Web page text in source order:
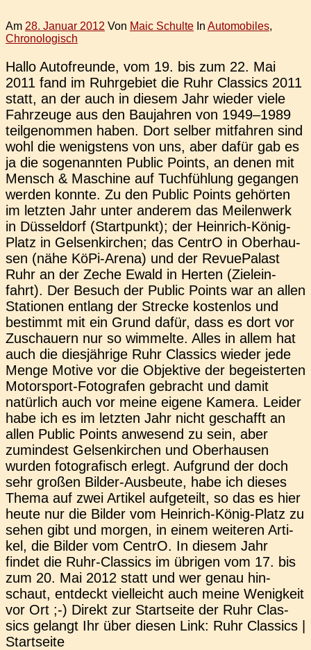
Am 28. Januar 2012 Von Maic Schulte In Automobiles,
Chronologisch
Hallo Auto­freun­de, vom 19. bis zum 22. Mai
2011 fand im Ruhr­ge­biet die Ruhr Clas­sics 2011
statt, an der auch in diesem Jahr wieder viele
Fahr­zeu­ge aus den Bau­jah­ren von 1949–1989
teil­ge­nom­men haben. Dort selber mit­fah­ren sind
wohl die wenigs­tens von uns, aber dafür gab es
ja die soge­nann­ten Public Points, an denen mit
Mensch & Maschi­ne auf Tuch­füh­lung gegan­gen
werden konnte. Zu den Public Points gehör­ten
im letz­ten Jahr unter ande­rem das Mei­len­werk
in Düs­sel­dorf (Start­punkt); der Hein­rich-König-
Platz in Gel­sen­kir­chen; das CentrO in Ober­hau­
sen (nähe KöPi-Arena) und der Revue­Pa­last
Ruhr an der Zeche Ewald in Herten (Ziel­ein­
fahrt). Der Besuch der Public Points war an allen
Sta­tio­nen ent­lang der Stre­cke kos­ten­los und
bestimmt mit ein Grund dafür, dass es dort vor
Zuschau­ern nur so wim­mel­te. Alles in allem hat
auch die dies­jäh­ri­ge Ruhr Clas­sics wieder jede
Menge Motive vor die Objek­ti­ve der begeis­ter­ten
Motor­s­port-Foto­­­gra­­fen gebracht und damit
natür­lich auch vor meine eigene Kamera. Leider
habe ich es im letz­ten Jahr nicht geschafft an
allen Public Points anwe­send zu sein, aber
zumin­dest Gel­sen­kir­chen und Ober­hau­sen
wurden foto­gra­fisch erlegt. Auf­grund der doch
sehr großen Bilder-Aus­­­beu­­te, habe ich dieses
Thema auf zwei Arti­kel auf­ge­teilt, so das es hier
heute nur die Bilder vom Hein­rich-König-Platz zu
sehen gibt und morgen, in einem wei­te­ren Arti­
kel, die Bilder vom CentrO. In diesem Jahr
findet die Ruhr-Clas­­sics im übri­gen vom 17. bis
zum 20. Mai 2012 statt und wer genau hin­
schaut, ent­deckt viel­leicht auch meine Wenig­keit
vor Ort ;-) Direkt zur Start­sei­te der Ruhr Clas­
sics gelangt Ihr über diesen Link: Ruhr Clas­sics |
Startseite